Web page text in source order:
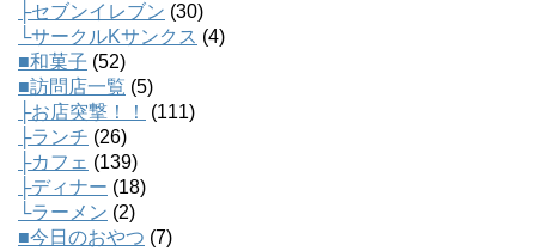
├セブンイレブン (30)
└サークルKサンクス (4)
■和菓子 (52)
■訪問店一覧 (5)
├お店突撃！！
(111)
├ランチ (26)
├カフェ (139)
├ディナー (18)
└ラーメン (2)
■今日のおやつ (7)